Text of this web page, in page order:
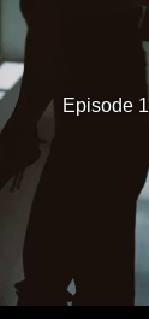
Episode 1